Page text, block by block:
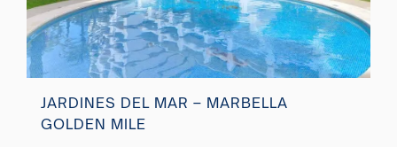
JARDINES DEL MAR – MARBELLA
GOLDEN MILE